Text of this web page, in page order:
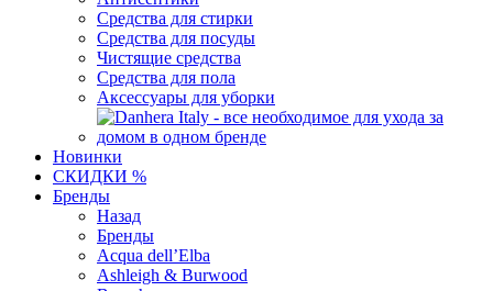
Средства для стирки
Средства для посуды
Чистящие средства
Средства для пола
Аксессуары для уборки
Новинки
СКИДКИ %
Бренды
Назад
Бренды
Acqua dell’Elba
Ashleigh & Burwood